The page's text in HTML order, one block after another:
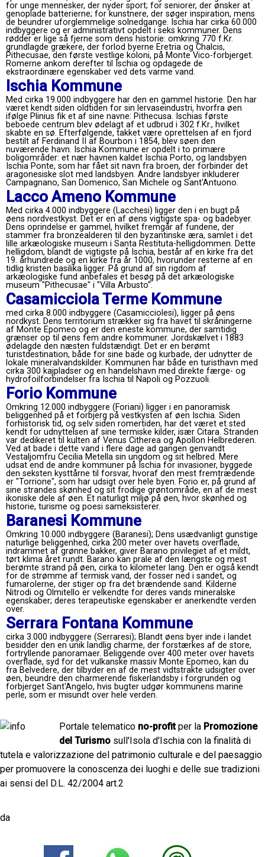
for unge mennesker, der nyder sport; for seniorer, der ønsker at
genoplade batterierne; for kunstnere, der søger inspiration, mens
de beundrer uforglemmelige solnedgange. Ischia har cirka 60.000
indbyggere og er administrativt opdelt i seks kommuner. Dens
rødder er lige så fjerne som dens historie: omkring 770 f.Kr.
grundlagde grækere, der forlod byerne Eretria og Chalcis,
Pithecusae, den første vestlige koloni, på Monte Vico-forbjerget.
Romerne ankom derefter til Ischia og opdagede de
ekstraordinære egenskaber ved dets varme vand.
Ischia Kommune
Med cirka 19.000 indbyggere har den en gammel historie. Den har
været kendt siden oldtiden for sin lervaseindustri, hvorfra øen
ifølge Plinius fik et af sine navne: Pithecusa. Ischias første
beboede centrum blev ødelagt af et udbrud i 302 f.Kr., hvilket
skabte en sø. Efterfølgende, takket være oprettelsen af ​​en fjord
bestilt af Ferdinand II af Bourbon i 1854, blev søen den
nuværende havn. Ischia Kommune er opdelt i to primære
boligområder: et nær havnen kaldet Ischia Porto, og landsbyen
Ischia Ponte, som har fået sit navn fra broen, der forbinder det
aragonesiske slot med landsbyen. Andre landsbyer inkluderer
Campagnano, San Domenico, San Michele og Sant'Antuono.
Lacco Ameno Kommune
Med cirka 4.000 indbyggere (Lacchesi) ligger den i en bugt på
øens nordvestkyst. Det er en af ​​øens vigtigste spa- og badebyer.
Dens oprindelse er gammel, hvilket fremgår af fundene, der
stammer fra bronzealderen til den byzantinske æra, samlet i det
lille arkæologiske museum i Santa Restituta-helligdommen. Dette
helligdom, blandt de vigtigste på Ischia, består af en kirke fra det
19. århundrede og en kirke fra år 1000, hvorunder resterne af en
tidlig kristen basilika ligger. På grund af sin rigdom af
arkæologiske fund anbefales et besøg på det arkæologiske
museum "Pithecusae" i "Villa Arbusto".
Casamicciola Terme Kommune
med cirka 8.000 indbyggere (Casamicciolesi), ligger på øens
nordkyst. Dens territorium strækker sig fra havet til skråningerne
af Monte Epomeo og er den eneste kommune, der samtidig
grænser op til øens fem andre kommuner. Jordskælvet i 1883
ødelagde den næsten fuldstændigt. Det er en berømt
turistdestination, både for sine bade og kurbade, der udnytter de
lokale mineralvandskilder. Kommunen har både en turisthavn med
cirka 300 kajpladser og en handelshavn med direkte færge- og
hydrofoilforbindelser fra Ischia til Napoli og Pozzuoli.
Forio Kommune
Omkring 12.000 indbyggere (Foriani) ligger i en panoramisk
beliggenhed på et forbjerg på vestkysten af ​​øen Ischia. Siden
forhistorisk tid, og selv siden romertiden, har det været et sted
kendt for udnyttelsen af ​​sine termiske kilder, især Citara. Stranden
var dedikeret til kulten af ​​Venus Citherea og Apollon Helbrederen.
Ved at bade i dette vand i flere dage ad gangen genvandt
Vestaljomfru Cecilia Metella sin ungdom og sit helbred. Mere
udsat end de andre kommuner på Ischia for invasioner, byggede
den seksten kysttårne ​​til forsvar, hvoraf den mest fremtrædende
er "Torrione", som har udsigt over hele byen. Forio er, på grund af
sine strandes skønhed og sit frodige grøntområde, en af ​​de mest
ikoniske dele af øen. Et naturligt miljø på øen, hvor skønhed og
historie, turisme og poesi sameksisterer.
Baranesi Kommune
Omkring 10.000 indbyggere (Baranesi); Dens usædvanligt gunstige
naturlige beliggenhed, cirka 200 meter over havets overflade,
indrammet af grønne bakker, giver Barano privilegiet af et mildt,
tørt klima året rundt. Barano kan prale af den længste og mest
berømte strand på øen, cirka to kilometer lang. Den er også kendt
for de strømme af termisk vand, der fosser ned i sandet, og
fumarolerne, der stiger op fra det brændende sand. Kilderne
Nitrodi og Olmitello er velkendte for deres vands mineralske
egenskaber; deres terapeutiske egenskaber er anerkendte verden
over.
Serrara Fontana Kommune
cirka 3.000 indbyggere (Serraresi); Blandt øens byer inde i landet
besidder den en unik landlig charme, der forstærkes af de store,
fortryllende panoramaer. Beliggende over 400 meter over havets
overflade, syd for det vulkanske massiv Monte Epomeo, kan du
fra Belvedere, der tilbyder en af ​​de mest vidtstrakte udsigter over
øen, beundre den charmerende fiskerlandsby i forgrunden og
forbjerget Sant'Angelo, hvis bugter udgør kommunens marine
perle, som er misundt over hele verden.
Portale telematico no-profitper la Promozione
del Turismo sull'Isola d'Ischia con la finalità di
tutela e valorizzazione del patrimonio culturale e del paesaggio
per promuovere la conoscenza dei luoghi e delle sue tradizioni
ai sensi del D.L. 42/2004 art.2
da